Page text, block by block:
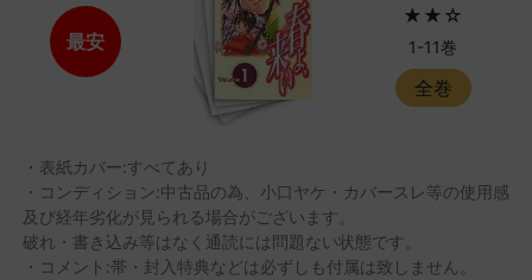
最安
★★☆
1-11巻
全巻
・表紙カバー:すべてあり
・コンディション:中古品の為、小口ヤケ・カバースレ等の使用感
及び経年劣化が見られる場合がございます。
破れ・書き込み等はなく通読には問題ない状態です。
・コメント:帯・封入特典などは必ずしも付属は致しません。